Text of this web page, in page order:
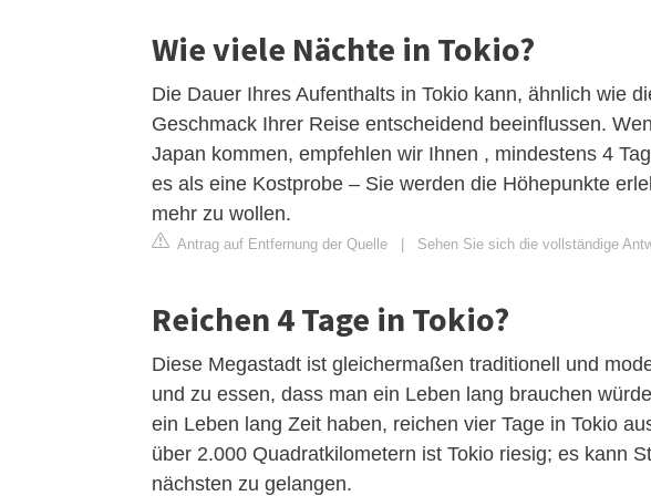
Wie viele Nächte in Tokio?
Die Dauer Ihres Aufenthalts in Tokio kann, ähnlich wie
Geschmack Ihrer Reise entscheidend beeinflussen.
Japan kommen, empfehlen wir Ihnen , mindestens 4
es als eine Kostprobe – Sie werden die Höhepunkte
mehr zu wollen.
Antrag auf Entfernung der Quelle | Sehen Sie sich die vollständige
Reichen 4 Tage in Tokio?
Diese Megastadt ist gleichermaßen traditionell und
und zu essen, dass man ein Leben lang brauchen
ein Leben lang Zeit haben, reichen vier Tage in Tokio
über 2.000 Quadratkilometern ist Tokio riesig; es kann
nächsten zu gelangen.